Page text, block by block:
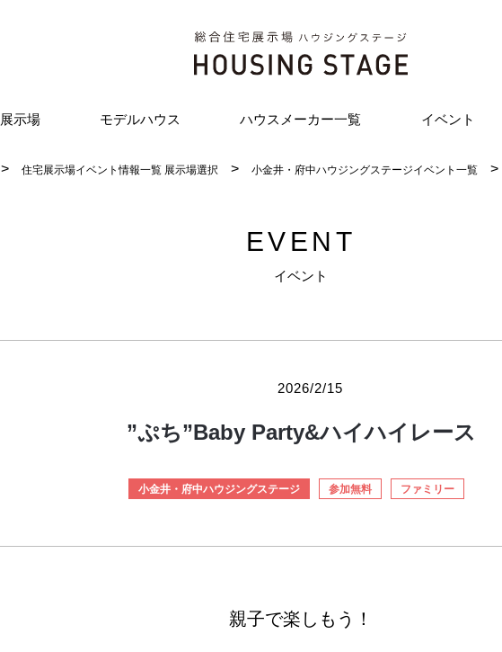
展示場 モデルハウス ハウスメーカー一覧 イベント
住宅展示場イベント情報一覧 展示場選択 小金井・府中ハウジングステージイベント一覧
EVENT
イベント
2026/2/15
”ぷち”Baby Party&ハイハイレース
小金井・府中ハウジングステージ 参加無料 ファミリー
親子で楽しもう！